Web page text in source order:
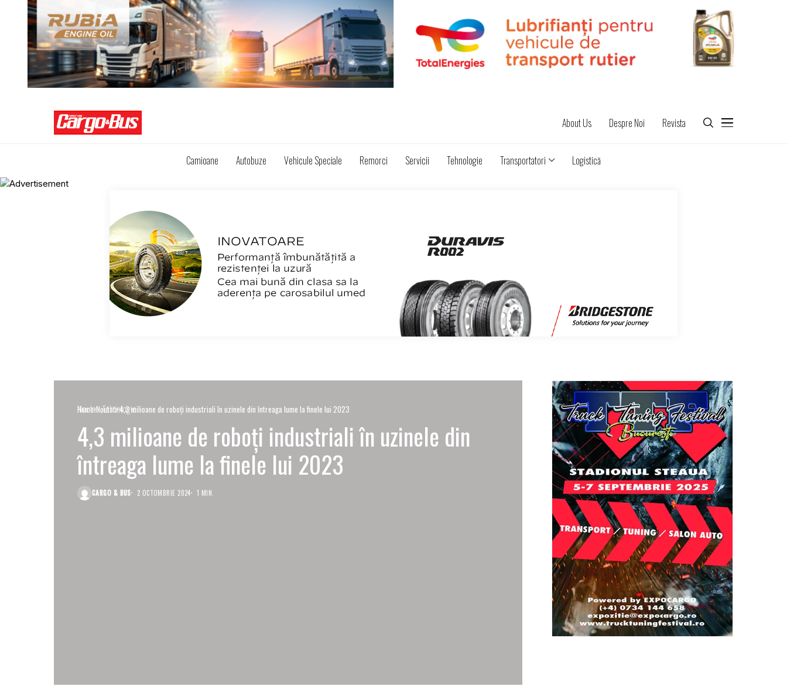
About Us Despre Noi Revista
Camioane Autobuze Vehicule Speciale Remorci Servicii Tehnologie Transportatori Logistică
Home Noutati 4,3 milioane de roboți industriali în uzinele din întreaga lume la finele lui 2023
NoutatiTehnologie
4,3 milioane de roboți industriali în uzinele din
întreaga lume la finele lui 2023
CARGO & BUS 2 OCTOMBRIE 2024 1 MIN.